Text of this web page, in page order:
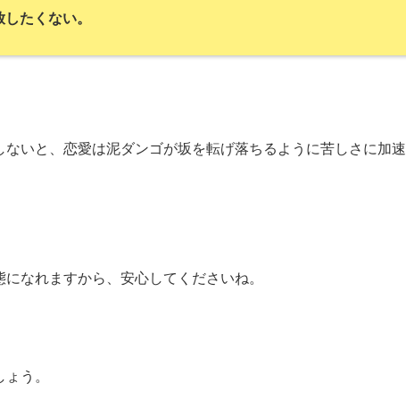
たくない。
いと、恋愛は泥ダンゴが坂を転げ落ちるように苦しさに加速
なれますから、安心してくださいね。
う。